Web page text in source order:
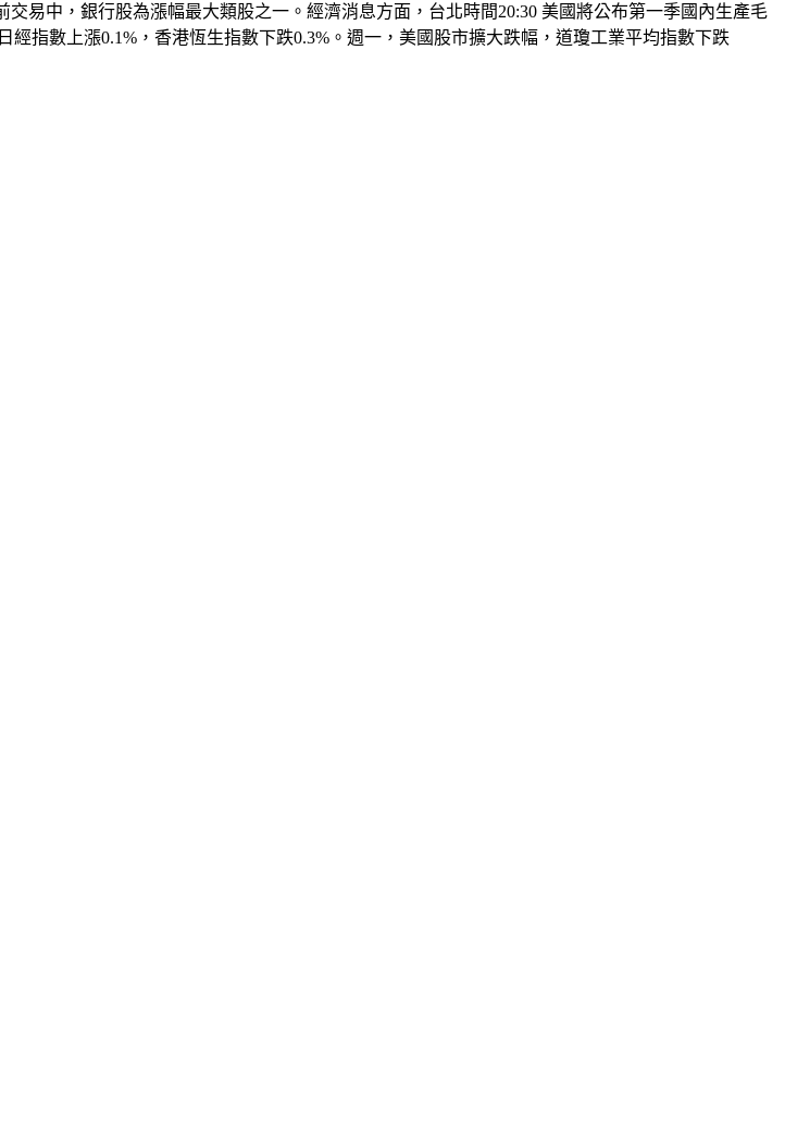
易中，銀行股為漲幅最大類股之一。經濟消息方面，台北時間20:30 美國將公布第一季國內生產毛
指數上漲0.1%，香港恆生指數下跌0.3%。週一，美國股市擴大跌幅，道瓊工業平均指數下跌